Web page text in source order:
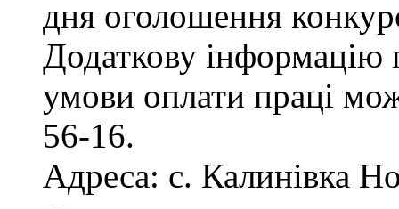
дня оголошення
Додаткову інформацію
умови оплати праці
56-16.
Адреса: с. Калинівка